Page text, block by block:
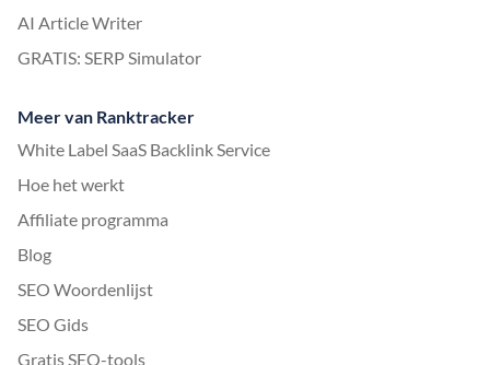
AI Article Writer
GRATIS: SERP Simulator
Meer van Ranktracker
White Label SaaS Backlink Service
Hoe het werkt
Affiliate programma
Blog
SEO Woordenlijst
SEO Gids
Gratis SEO-tools